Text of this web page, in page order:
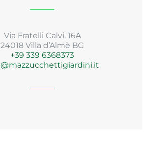
Via Fratelli Calvi, 16A
24018 Villa d’Almè BG
+39 339 6368373